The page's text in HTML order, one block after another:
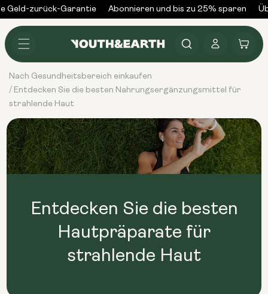
Inhalt
springen
Geld-zurück-Garantie Abonnieren und bis zu 25% sparen
AnmeldenWarenkorb
Nach Gesundheitsbereich einkaufen
/ Entdecken Sie die besten Nahrungsergänzungsmittel für
strahlende Haut
Entdecken Sie die besten
Hautpräparate für
strahlende Haut